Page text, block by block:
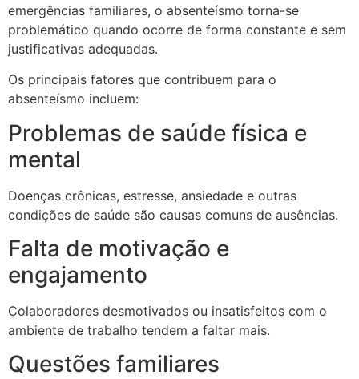
emergências familiares, o absenteísmo torna-se
problemático quando ocorre de forma constante e sem
justificativas adequadas.
Os principais fatores que contribuem para o
absenteísmo incluem:
Problemas de saúde física e
mental
Doenças crônicas, estresse, ansiedade e outras
condições de saúde são causas comuns de ausências.
Falta de motivação e
engajamento
Colaboradores desmotivados ou insatisfeitos com o
ambiente de trabalho tendem a faltar mais.
Questões familiares